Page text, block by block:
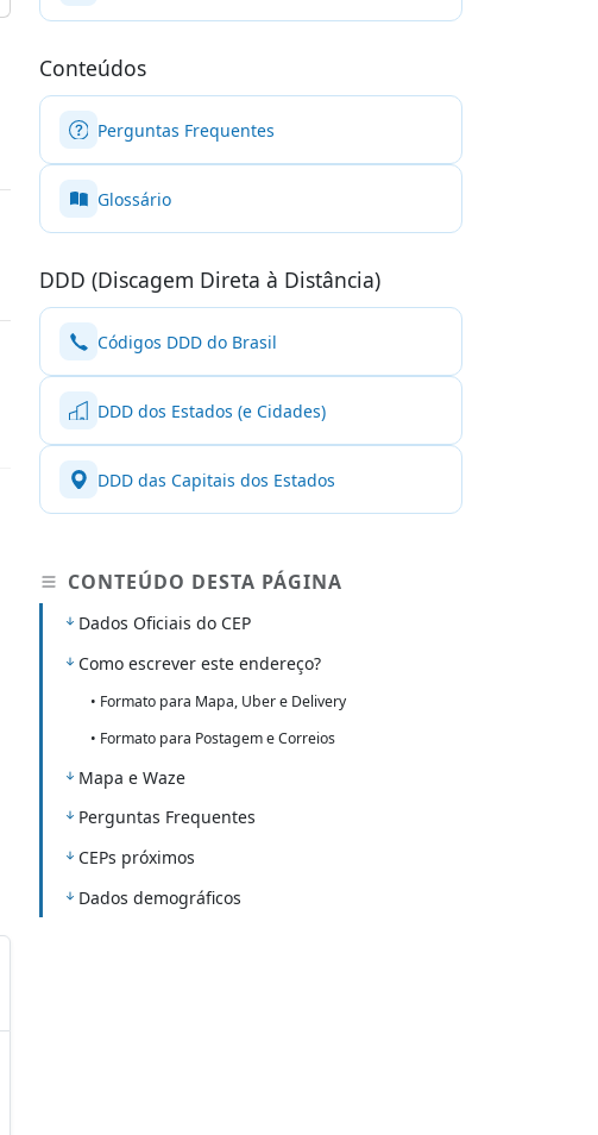
Conteúdos
Perguntas Frequentes
Glossário
DDD (Discagem Direta à Distância)
Códigos DDD do Brasil
DDD dos Estados (e Cidades)
DDD das Capitais dos Estados
CONTEÚDO DESTA PÁGINA
Dados Oficiais do CEP
Como escrever este endereço?
• Formato para Mapa, Uber e Delivery
• Formato para Postagem e Correios
Mapa e Waze
Perguntas Frequentes
CEPs próximos
Dados demográficos